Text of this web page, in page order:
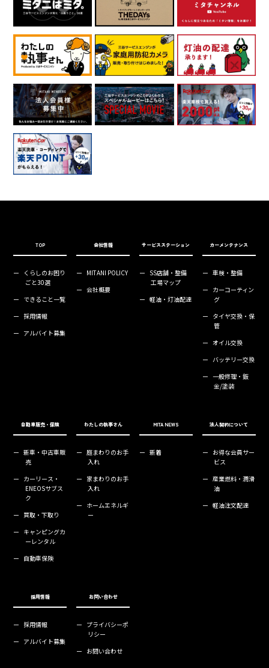
TOP
ー
くらしのお困り
ごと30選
ー できること一覧
ー 採用情報
ー アルバイト募集
会社情報
ー MITANI POLICY
ー 会社概要
サービスステーション
ー SS店舗・整備
工場マップ
ー 軽油・灯油配達
カーメンテナンス
ー 車検・整備
ー カーコーティン
グ
ー タイヤ交換・保
管
ー オイル交換
ー バッテリー交換
ー 一般修理・鈑
金/塗装
自動車販売・保険
ー 新車・中古車販
売
ー カーリース・
ENEOSサブス
ク
ー 買取・下取り
ー キャンピングカ
ーレンタル
ー 自動車保険
わたしの執事さん
ー 庭まわりのお手
入れ
ー 家まわりのお手
入れ
ー ホームエネルギ
ー
MITA NEWS
ー 新着
法人契約について
ー お得な会員サー
ビス
ー 産業燃料・潤滑
油
ー 軽油注文配達
採用情報
ー 採用情報
ー アルバイト募集
お問い合わせ
ー プライバシーポ
リシー
ー お問い合わせ